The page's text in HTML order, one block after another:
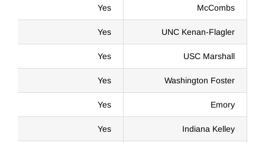
McCombs
Yes
UNC Kenan-Flagler
Yes
USC Marshall
Yes
Washington Foster
Yes
Emory
Yes
Indiana Kelley
Yes